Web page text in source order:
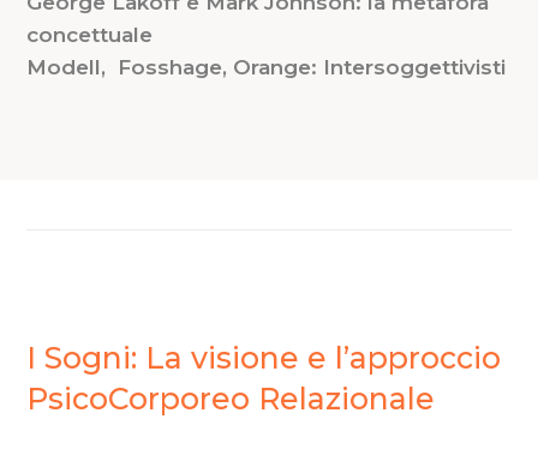
concettuale
Modell, Fosshage, Orange: Intersoggettivisti
I Sogni: La visione e l’approccio
PsicoCorporeo Relazionale